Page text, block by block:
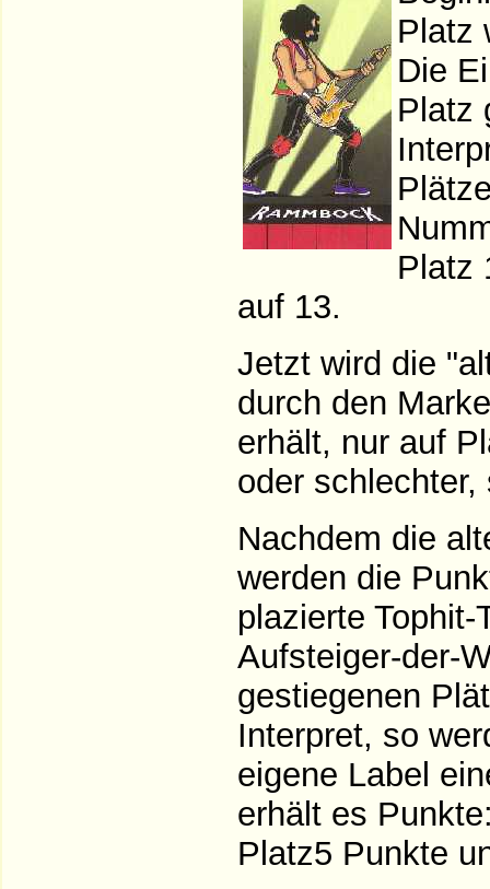
Platz
Die
Platz
Platz
auf 13.
Jetzt wird die
durch den
erhält, nur auf
oder
Nachdem die
werden die
plazierte
Aufsteiger-der-
gestiegenen
Interpret, so
eigene Label
erhält es
Platz5 Punkte